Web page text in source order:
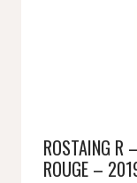
ROSTAING R
ROUGE –